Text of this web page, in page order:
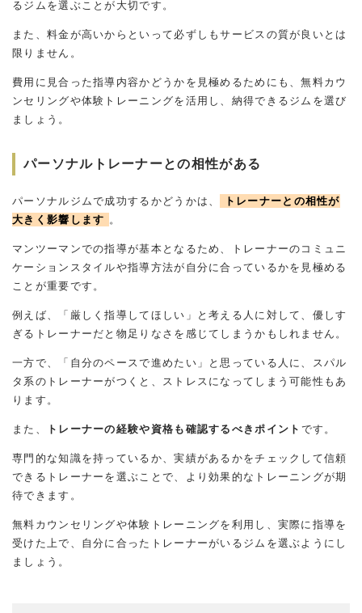
るジムを選ぶことが大切です。
また、料金が高いからといって必ずしもサービスの質が良いとは
限りません。
費用に見合った指導内容かどうかを見極めるためにも、無料カウ
ンセリングや体験トレーニングを活用し、納得できるジムを選び
ましょう。
パーソナルトレーナーとの相性がある
パーソナルジムで成功するかどうかは、
トレーナーとの相性が
大きく影響します 。
マンツーマンでの指導が基本となるため、トレーナーのコミュニ
ケーションスタイルや指導方法が自分に合っているかを見極める
ことが重要です。
例えば、「厳しく指導してほしい」と考える人に対して、優しす
ぎるトレーナーだと物足りなさを感じてしまうかもしれません。
一方で、「自分のペースで進めたい」と思っている人に、スパル
タ系のトレーナーがつくと、ストレスになってしまう可能性もあ
ります。
また、 トレーナーの経験や資格も確認するべきポイント です。
専門的な知識を持っているか、実績があるかをチェックして信頼
できるトレーナーを選ぶことで、より効果的なトレーニングが期
待できます。
無料カウンセリングや体験トレーニングを利用し、実際に指導を
受けた上で、自分に合ったトレーナーがいるジムを選ぶようにし
ましょう。